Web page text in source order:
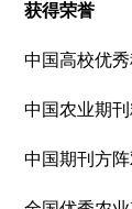
获得荣誉
中国高校优
中国农业期刊
中国期刊方阵